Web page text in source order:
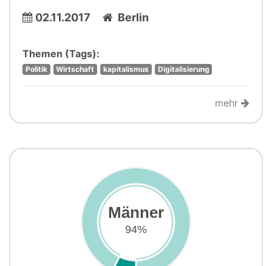
02.11.2017 Berlin
Themen (Tags):
Politik Wirtschaft kapitalismus Digitalisierung
mehr
Männer
94%